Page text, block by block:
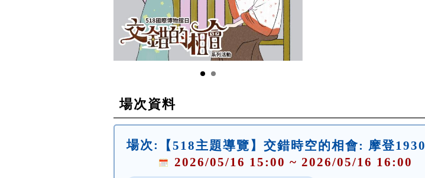
場次資料
場次:
【518主題導覽】交錯時空的相會: 摩登1930
2026/05/16 15:00 ~ 2026/05/16 16:00